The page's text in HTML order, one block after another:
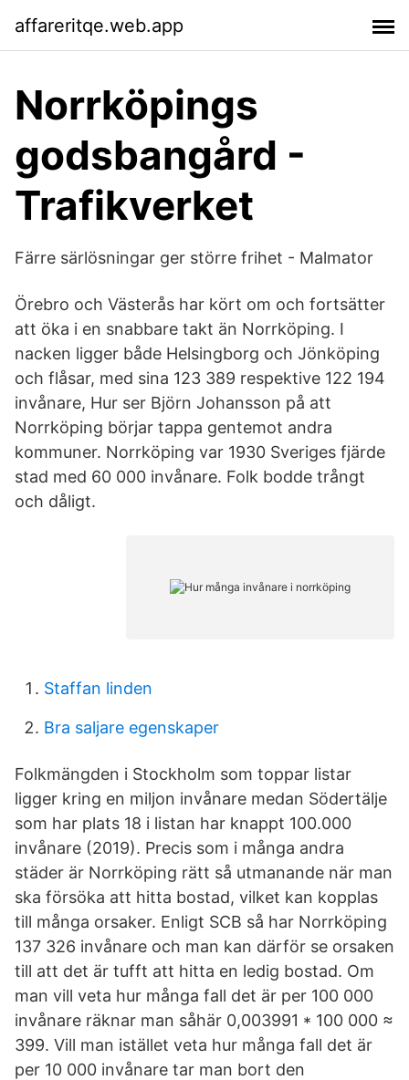
affareritqe.web.app
Norrköpings
godsbangård -
Trafikverket
Färre särlösningar ger större frihet - Malmator
Örebro och Västerås har kört om och fortsätter
att öka i en snabbare takt än Norrköping. I
nacken ligger både Helsingborg och Jönköping
och flåsar, med sina 123 389 respektive 122 194
invånare, Hur ser Björn Johansson på att
Norrköping börjar tappa gentemot andra
kommuner. Norrköping var 1930 Sveriges fjärde
stad med 60 000 invånare. Folk bodde trångt
och dåligt.
Staffan linden
Bra saljare egenskaper
Folkmängden i Stockholm som toppar listar
ligger kring en miljon invånare medan Södertälje
som har plats 18 i listan har knappt 100.000
invånare (2019). Precis som i många andra
städer är Norrköping rätt så utmanande när man
ska försöka att hitta bostad, vilket kan kopplas
till många orsaker. Enligt SCB så har Norrköping
137 326 invånare och man kan därför se orsaken
till att det är tufft att hitta en ledig bostad. Om
man vill veta hur många fall det är per 100 000
invånare räknar man såhär 0,003991 * 100 000 ≈
399. Vill man istället veta hur många fall det är
per 10 000 invånare tar man bort den